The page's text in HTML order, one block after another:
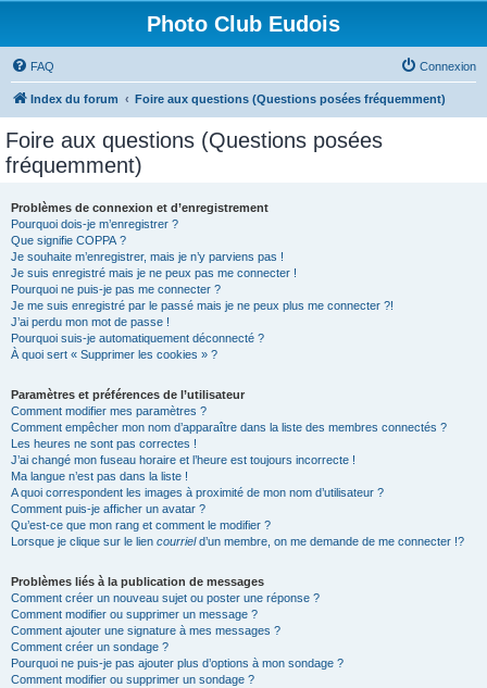
Photo Club Eudois
FAQ Connexion
Index du forum Foire aux questions (Questions posées fréquemment)
Foire aux questions (Questions posées
fréquemment)
Problèmes de connexion et d’enregistrement
Pourquoi dois-je m’enregistrer ?
Que signifie COPPA ?
Je souhaite m’enregistrer, mais je n’y parviens pas !
Je suis enregistré mais je ne peux pas me connecter !
Pourquoi ne puis-je pas me connecter ?
Je me suis enregistré par le passé mais je ne peux plus me connecter ?!
J’ai perdu mon mot de passe !
Pourquoi suis-je automatiquement déconnecté ?
À quoi sert « Supprimer les cookies » ?
Paramètres et préférences de l’utilisateur
Comment modifier mes paramètres ?
Comment empêcher mon nom d’apparaître dans la liste des membres connectés ?
Les heures ne sont pas correctes !
J’ai changé mon fuseau horaire et l’heure est toujours incorrecte !
Ma langue n’est pas dans la liste !
A quoi correspondent les images à proximité de mon nom d’utilisateur ?
Comment puis-je afficher un avatar ?
Qu’est-ce que mon rang et comment le modifier ?
Lorsque je clique sur le lien courrield’un membre, on me demande de me connecter !?
Problèmes liés à la publication de messages
Comment créer un nouveau sujet ou poster une réponse ?
Comment modifier ou supprimer un message ?
Comment ajouter une signature à mes messages ?
Comment créer un sondage ?
Pourquoi ne puis-je pas ajouter plus d’options à mon sondage ?
Comment modifier ou supprimer un sondage ?